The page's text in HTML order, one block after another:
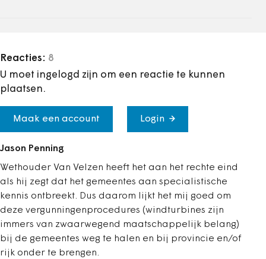
Reacties: 8
U moet ingelogd zijn om een reactie te kunnen
plaatsen.
Maak een account Login
Jason Penning
Wethouder Van Velzen heeft het aan het rechte eind
als hij zegt dat het gemeentes aan specialistische
kennis ontbreekt. Dus daarom lijkt het mij goed om
deze vergunningenprocedures (windturbines zijn
immers van zwaarwegend maatschappelijk belang)
bij de gemeentes weg te halen en bij provincie en/of
rijk onder te brengen.